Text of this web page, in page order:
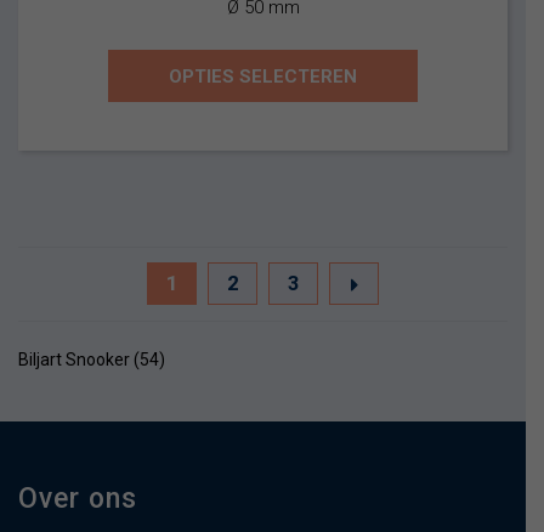
Ø 50 mm
OPTIES SELECTEREN
1 2 3
Biljart Snooker (54)
Over ons